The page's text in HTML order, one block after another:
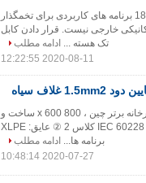
SWA زره پوش LSOH پایین دود صفر هالوژن کابل 185mm2 240mm2 300mm2 برنامه های کاربردی برای تخمگذار
خارجی نیست. قرار دادن کابل
تک هسته ... ادامه مطلب
2020-08-11 12:22:55
چند هسته ای XLPE عایق LSZH کابل برق غلاف بیرونی KEMA گواهی نامه کارخانه برتر چین ، 800 x 600 ساخت و
ساز کابل صفر هالوژن دود کم ① هادی: رسانا مس دایره ای دایره ای مطابق با IEC 60228 کلاس 2 ② عایق: XLPE
برنامه ها... ادامه مطلب
2020-07-27 10:48:14